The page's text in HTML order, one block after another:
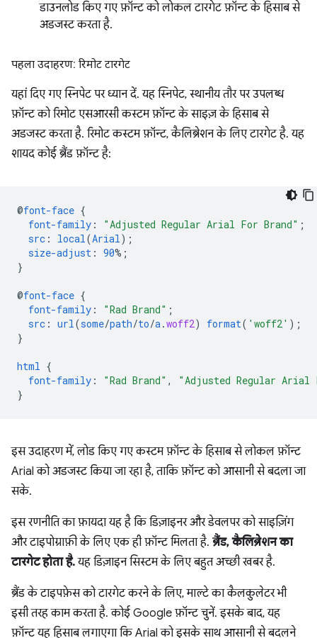
डाउनलोड किए गए फ़ॉन्ट को लोकल टारगेट फ़ॉन्ट के हिसाब से
अडजस्ट करता है.
पहला उदाहरण: रिमोट टारगेट
यहां दिए गए स्निपेट पर ध्यान दें. यह स्निपेट, स्थानीय तौर पर उपलब्ध
फ़ॉन्ट को रिमोट एसआरसी कस्टम फ़ॉन्ट के साइज़ के हिसाब से
अडजस्ट करता है. रिमोट कस्टम फ़ॉन्ट, कैलिब्रेशन के लिए टारगेट है. यह
शायद कोई ब्रैंड फ़ॉन्ट है:
@font-face {
font-family : "Adjusted Regular Arial For Brand" ;
src : local(Arial);
size-adjust : 90%;
}
@font-face {
font-family : "Rad Brand" ;
src : url(some/path/to/a.woff2) format( 'woff2' );
}
html {
font-family : "Rad Brand" ,
"Adjusted Regular Arial
}
इस उदाहरण में, लोड किए गए कस्टम फ़ॉन्ट के हिसाब से लोकल फ़ॉन्ट
Arial को अडजस्ट किया जा रहा है, ताकि फ़ॉन्ट को आसानी से बदला जा
सके.
इस रणनीति का फ़ायदा यह है कि डिज़ाइनर और डेवलपर को साइज़िंग
और टाइपोग्राफ़ी के लिए एक ही फ़ॉन्ट मिलता है. ब्रैंड, कैलिब्रेशन का
टारगेट होता है.यह डिज़ाइन सिस्टम के लिए बहुत अच्छी खबर है.
ब्रैंड के टाइपफ़ेस को टारगेट करने के लिए, माल्टे का कैलकुलेटर भी
इसी तरह काम करता है. कोई Google फ़ॉन्ट चुनें. इसके बाद, यह
फ़ॉन्ट यह हिसाब लगाएगा कि Arial को इसके साथ आसानी से बदलने